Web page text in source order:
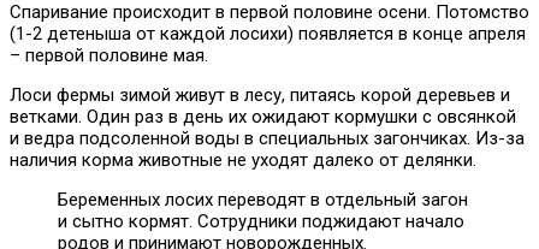
Спаривание происходит в первой половине осени. Потомство
(1-2 детеныша от каждой лосихи) появляется в конце апреля
– первой половине мая.
Лоси фермы зимой живут в лесу, питаясь корой деревьев и
ветками. Один раз в день их ожидают кормушки с овсянкой
и ведра подсоленной воды в специальных загончиках. Из-за
наличия корма животные не уходят далеко от делянки.
Беременных лосих переводят в отдельный загон
и сытно кормят. Сотрудники поджидают начало
родов и принимают новорожденных.